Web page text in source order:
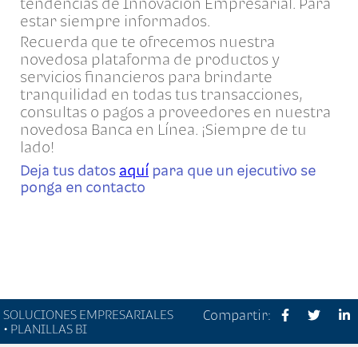
estar siempre informados.
Recuerda que te ofrecemos nuestra
novedosa plataforma de productos y
servicios financieros para brindarte
tranquilidad en todas tus transacciones,
consultas o pagos a proveedores en nuestra
novedosa Banca en Línea. ¡Siempre de tu
lado!
Deja tus datos aquí para que un ejecutivo se
ponga en contacto
SOLUCIONES EMPRESARIALES
• PLANILLAS BI
Compartir: